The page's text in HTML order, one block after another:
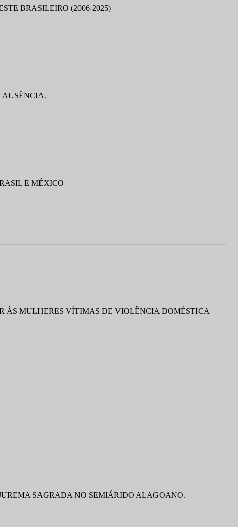
BRASILEIRO (2006-2025)
AUSÊNCIA.
E MÉXICO
ÀS MULHERES VÍTIMAS DE VIOLÊNCIA DOMÉSTICA
SAGRADA NO SEMIÁRIDO ALAGOANO.